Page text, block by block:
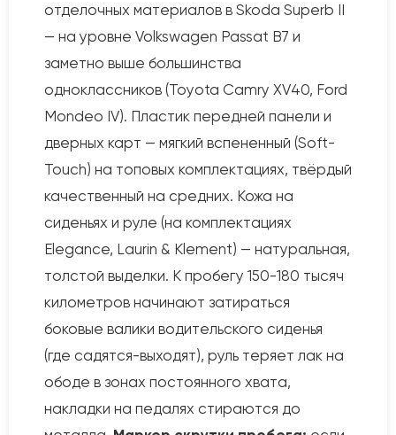
отделочных материалов в Skoda Superb II
— на уровне Volkswagen Passat B7 и
заметно выше большинства
одноклассников (Toyota Camry XV40, Ford
Mondeo IV). Пластик передней панели и
дверных карт — мягкий вспененный (Soft-
Touch) на топовых комплектациях, твёрдый
качественный на средних. Кожа на
сиденьях и руле (на комплектациях
Elegance, Laurin & Klement) — натуральная,
толстой выделки. К пробегу 150-180 тысяч
километров начинают затираться
боковые валики водительского сиденья
(где садятся-выходят), руль теряет лак на
ободе в зонах постоянного хвата,
накладки на педалях стираются до